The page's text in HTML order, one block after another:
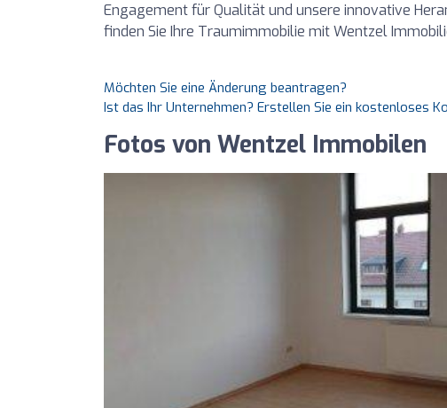
Engagement für Qualität und unsere innovative
finden Sie Ihre Traumimmobilie mit Wentzel
Möchten Sie eine Änderung beantragen?
Ist das Ihr Unternehmen? Erstellen Sie ein kostenloses
Fotos von Wentzel Immobilen